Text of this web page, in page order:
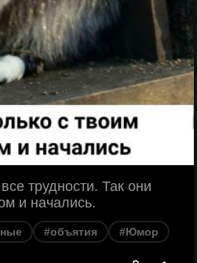
трудности. Так они
и начались.
#объятия #Юмор